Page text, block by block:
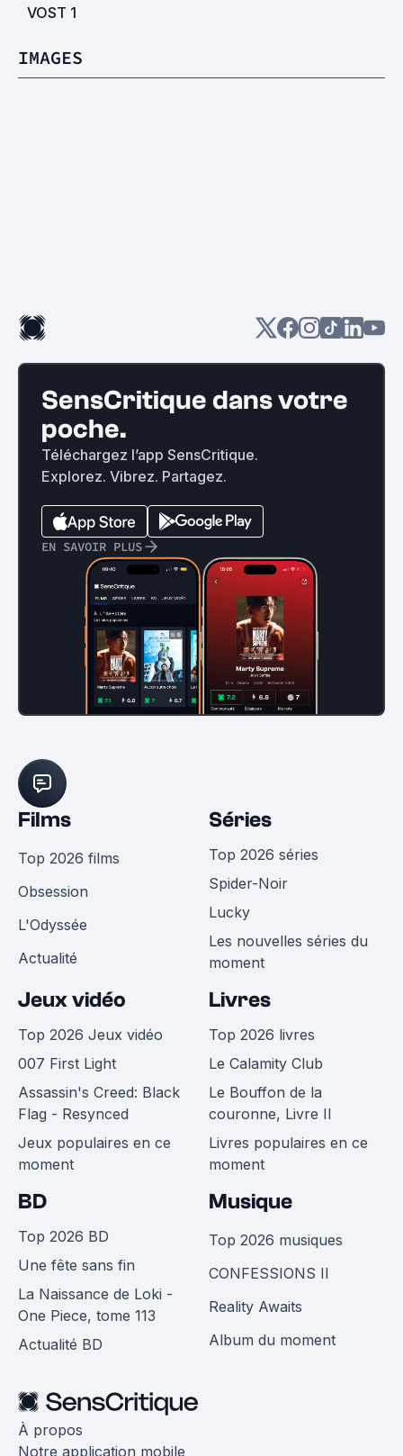
VOST 1
IMAGES
SensCritique dans votre
poche.
Téléchargez l’app SensCritique.
Explorez. Vibrez. Partagez.
EN SAVOIR PLUS
Films
Top 2026 films
Obsession
L'Odyssée
Actualité
Séries
Top 2026 séries
Spider-Noir
Lucky
Les nouvelles séries du
moment
Jeux vidéo
Top 2026 Jeux vidéo
007 First Light
Assassin's Creed: Black
Flag - Resynced
Jeux populaires en ce
moment
Livres
Top 2026 livres
Le Calamity Club
Le Bouffon de la
couronne, Livre II
Livres populaires en ce
moment
BD
Top 2026 BD
Une fête sans fin
La Naissance de Loki -
One Piece, tome 113
Actualité BD
Musique
Top 2026 musiques
CONFESSIONS II
Reality Awaits
Album du moment
À propos
Notre application mobile